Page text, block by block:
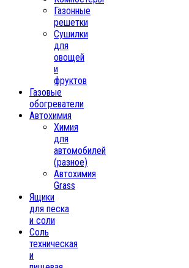
Газонные
решетки
Сушилки
для
овощей
и
фруктов
Газовые
обогреватели
Автохимия
Химия
для
автомобилей
(разное)
Автохимия
Grass
Ящики
для песка
и соли
Соль
техническая
и